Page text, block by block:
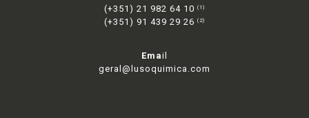
(+351) 21 982 64 10 (1)
(+351) 91 439 29 26 (2)
Email
geral@lusoquimica.com